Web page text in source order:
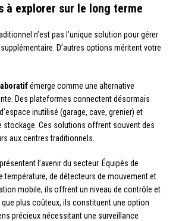
à explorer sur le long terme
n’est pas l’unique solution pour gérer
D’autres options méritent votre
émerge comme une alternative
Des plateformes connectent désormais
inutilisé (garage, cave, grenier) et
stockage. Ces solutions offrent souvent des
aux centres traditionnels.
l’avenir du secteur. Équipés de
température, de détecteurs de mouvement et
mobile, ils offrent un niveau de contrôle et
que plus coûteux, ils constituent une option
précieux nécessitant une surveillance